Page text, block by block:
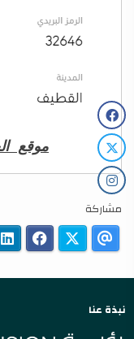
موقع
مشاركة
نبذة عنا